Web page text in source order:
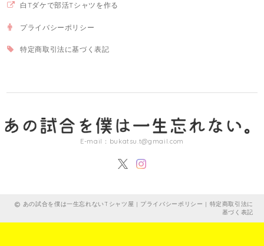
白Tダケで部活Tシャツを作る
プライバシーポリシー
特定商取引法に基づく表記
E-mail： bukatsu.t@gmail.com
あの試合を僕は一生忘れないTシャツ屋 | プライバシーポリシー | 特定商取引法に
基づく表記